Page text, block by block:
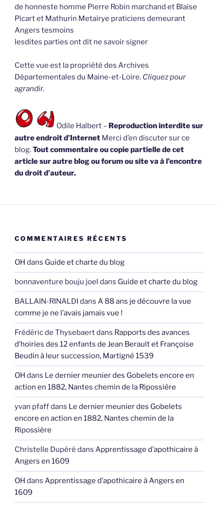
de honneste homme Pierre Robin marchand et Blaise
Picart et Mathurin Metairye praticiens demeurant
Angers tesmoins
lesdites parties ont dit ne savoir signer
Cette vue est la propriété des Archives
Départementales du Maine-et-Loire. Cliquez pour
agrandir.
Odile Halbert – Reproduction interdite sur
autre endroit d’Internet Merci d’en discuter sur ce
blog.Tout commentaire ou copie partielle de cet
article sur autre blog ou forum ou site va à l’encontre
du droit d’auteur.
COMMENTAIRES RÉCENTS
OH dans Guide et charte du blog
bonnaventure bouju joel dans Guide et charte du blog
BALLAIN-RINALDI dans A 88 ans je découvre la vue
comme je ne l’avais jamais vue !
Frédéric de Thysebaertdans Rapports des avances
d’hoiries des 12 enfants de Jean Berault et Françoise
Beudin à leur succession, Martigné 1539
OH dans Le dernier meunier des Gobelets encore en
action en 1882, Nantes chemin de la Ripossière
yvan pfaffdans Le dernier meunier des Gobelets
encore en action en 1882, Nantes chemin de la
Ripossière
Christelle Dupéré dans Apprentissage d’apothicaire à
Angers en 1609
OH dans Apprentissage d’apothicaire à Angers en
1609